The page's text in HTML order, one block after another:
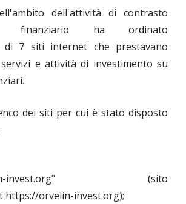
dell'attività di contrasto
finanziario ha ordinato
di 7 siti internet che prestavano
e attività di investimento su
dei siti per cui è stato disposto
invest.org" (sito
https://orvelin-invest.org);